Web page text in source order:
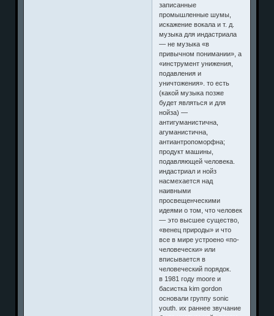
записанные
промышленные шумы,
искажение вокала и т. д.
музыка для индастриала
— не музыка «в
привычном понимании», а
«инструмент унижения,
подавления и
уничтожения». то есть
(какой музыка позже
будет являться и для
нойза) —
антигуманистична,
агуманистична,
антиантропоморфна;
продукт машины,
подавляющей человека.
индастриал и нойз
насмехается над
наивными
просвещенческими
идеями о том, что человек
— это высшее существо,
«венец природы» и что
все в мире устроено «по-
человечески» или
вписывается в
человеческий порядок.
в 1981 году moore и
басистка kim gordon
основали группу sonic
youth. их раннее звучание